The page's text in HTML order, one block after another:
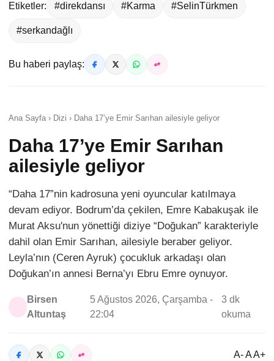
Etiketler: #direkdansı #Karma #SelinTürkmen
#serkandağlı
Bu haberi paylaş:
Ana Sayfa › Dizi › Daha 17’ye Emir Sarıhan ailesiyle geliyor
Daha 17’ye Emir Sarıhan
ailesiyle geliyor
“Daha 17”nin kadrosuna yeni oyuncular katılmaya
devam ediyor. Bodrum’da çekilen, Emre Kabakuşak ile
Murat Aksu'nun yönettiği diziye “Doğukan” karakteriyle
dahil olan Emir Sarıhan, ailesiyle beraber geliyor.
Leyla’nın (Ceren Ayruk) çocukluk arkadaşı olan
Doğukan’ın annesi Berna’yı Ebru Emre oynuyor.
Birsen
Altuntaş
5 Ağustos 2026, Çarşamba -
22:04
3 dk
okuma
A- A A+